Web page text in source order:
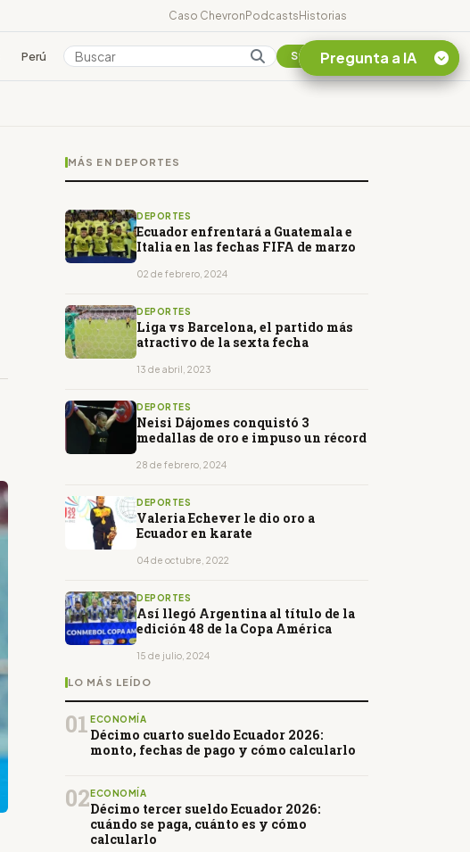
Caso ChevronPodcastsHistorias
Perú Colombia Suscribirse
MÁS EN DEPORTES
DEPORTES
Ecuador enfrentará a Guatemala e
Italia en las fechas FIFA de marzo
02 de febrero, 2024
DEPORTES
Liga vs Barcelona, el partido más
atractivo de la sexta fecha
13 de abril, 2023
DEPORTES
Neisi Dájomes conquistó 3
medallas de oro e impuso un récord
28 de febrero, 2024
DEPORTES
Valeria Echever le dio oro a
Ecuador en karate
04 de octubre, 2022
DEPORTES
Así llegó Argentina al título de la
edición 48 de la Copa América
15 de julio, 2024
LO MÁS LEÍDO
01 ECONOMÍA
Décimo cuarto sueldo Ecuador 2026:
monto, fechas de pago y cómo calcularlo
02 ECONOMÍA
Décimo tercer sueldo Ecuador 2026:
cuándo se paga, cuánto es y cómo
calcularlo
Pregunta a IA
¿En que consiste la